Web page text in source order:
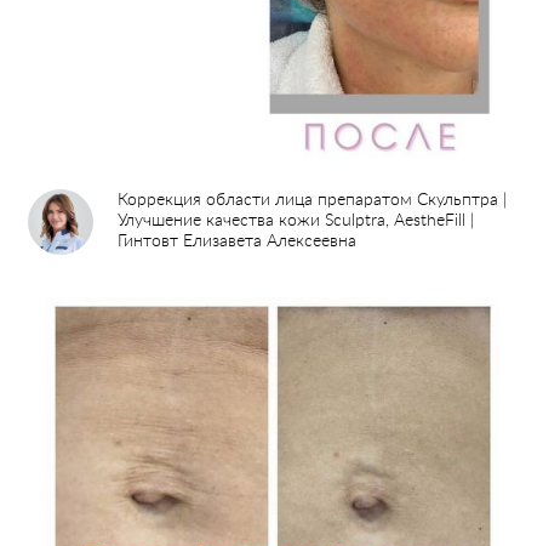
Коррекция области лица препаратом Скульптра |
Улучшение качества кожи Sculptra, AestheFill |
Гинтовт Елизавета Алексеевна